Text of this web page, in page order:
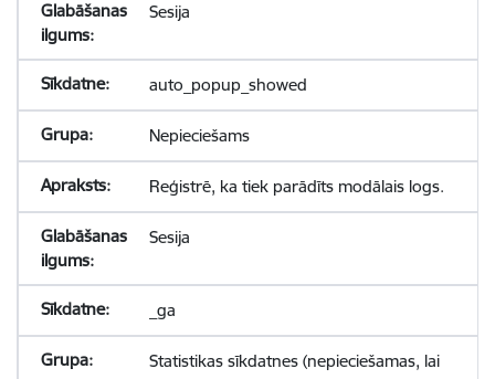
Sesija
auto_popup_showed
Nepieciešams
Reģistrē, ka tiek parādīts modālais logs.
Sesija
_ga
Statistikas sīkdatnes (nepieciešamas, lai